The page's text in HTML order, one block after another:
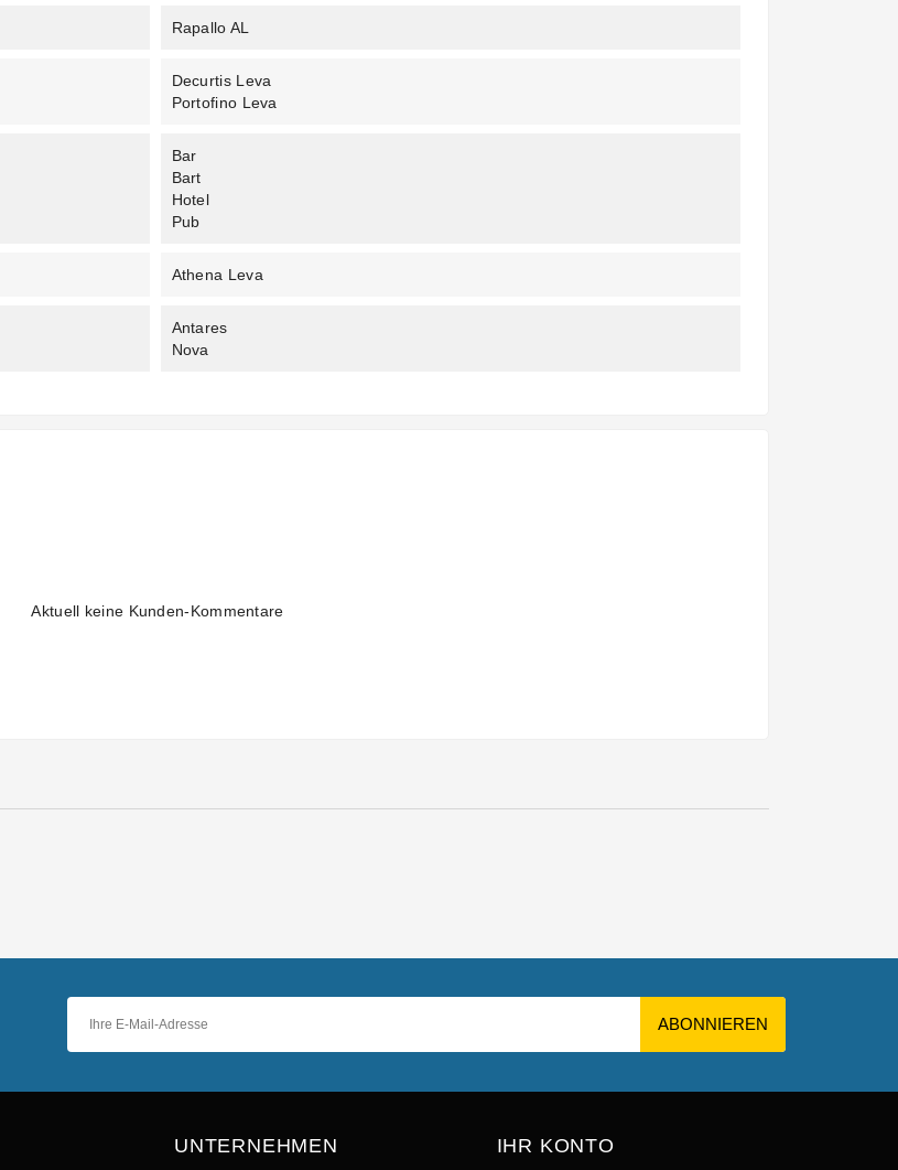
Rapallo AL
Decurtis Leva
Portofino Leva
Bar
Bart
Hotel
Pub
Athena Leva
Antares
Nova
Aktuell keine Kunden-Kommentare
UNTERNEHMEN IHR KONTO